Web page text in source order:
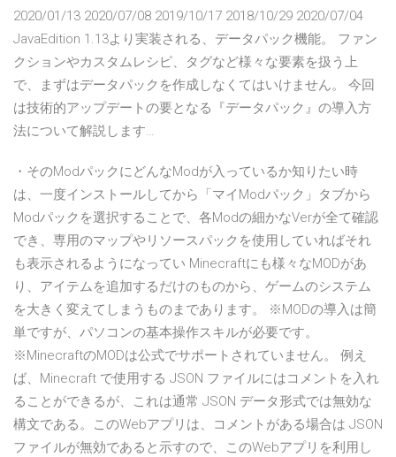
2020/01/13 2020/07/08 2019/10/17 2018/10/29 2020/07/04
JavaEdition 1.13より実装される、データパック機能。 ファン
クションやカスタムレシピ、タグなど様々な要素を扱う上
で、まずはデータパックを作成しなくてはいけません。 今回
は技術的アップデートの要となる『データパック』の導入方
法について解説します…
・そのModパックにどんなModが入っているか知りたい時
は、一度インストールしてから「マイModパック」タブから
Modパックを選択することで、各Modの細かなVerが全て確認
でき、専用のマップやリソースパックを使用していればそれ
も表示されるようになってい Minecraftにも様々なMODがあ
り、アイテムを追加するだけのものから、ゲームのシステム
を大きく変えてしまうものまであります。 ※MODの導入は簡
単ですが、パソコンの基本操作スキルが必要です。
※MinecraftのMODは公式でサポートされていません。 例え
ば、Minecraft で使用する JSON ファイルにはコメントを入れ
ることができるが、これは通常 JSON データ形式では無効な
構文である。このWebアプリは、コメントがある場合は JSON
ファイルが無効であると示すので、このWebアプリを利用し